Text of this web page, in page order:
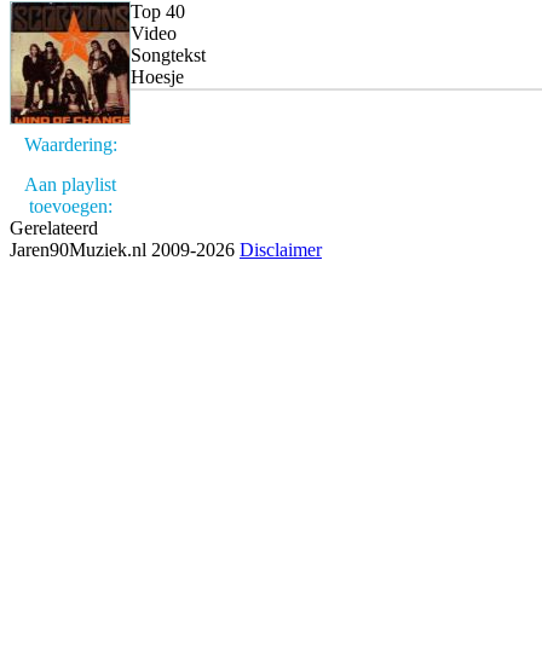
Waardering:
Aan playlist
toevoegen:
Top 40
Video
Songtekst
Hoesje
Gerelateerd
Jaren90Muziek.nl 2009-2026 Disclaimer